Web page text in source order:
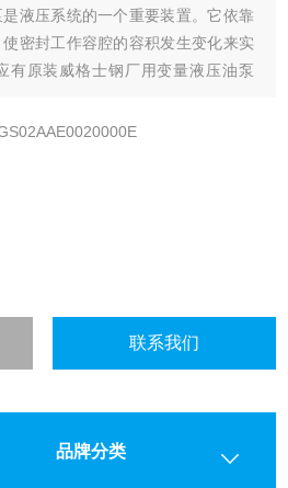
液压系统的一个重要装置。它依靠
密封工作容腔的容积发生变化来实
有原装威格士钢厂用变量液压油泵
联系我们
品牌分类